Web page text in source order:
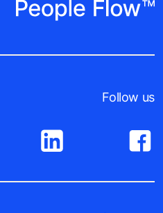
Follow us